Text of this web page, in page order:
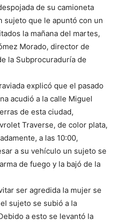
de su camioneta
sujeto que le apuntó con un
la mañana del martes,
Morado, director de
la Subprocuraduría de
explicó que el pasado
acudió a la calle Miguel
de esta ciudad,
Traverse, de color plata,
a las 10:00,
a su vehículo un sujeto se
de fuego y la bajó de la
ser agredida la mujer se
sujeto se subió a la
a esto se levantó la